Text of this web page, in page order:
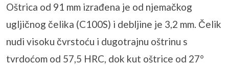
Oštrica od 91 mm izrađena je od njemačkog
ugljičnog čelika (C100S) i debljine je 3,2 mm. Čelik
nudi visoku čvrstoću i dugotrajnu oštrinu s
tvrdoćom od 57,5 ​​HRC, dok kut oštrice od 27°